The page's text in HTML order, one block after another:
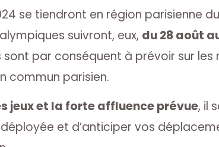
se tiendront en région parisienne
suivront, eux, du 28 août
par conséquent à prévoir sur les
commun parisien.
jeux et la forte affluence prévue, il
et d’anticiper vos